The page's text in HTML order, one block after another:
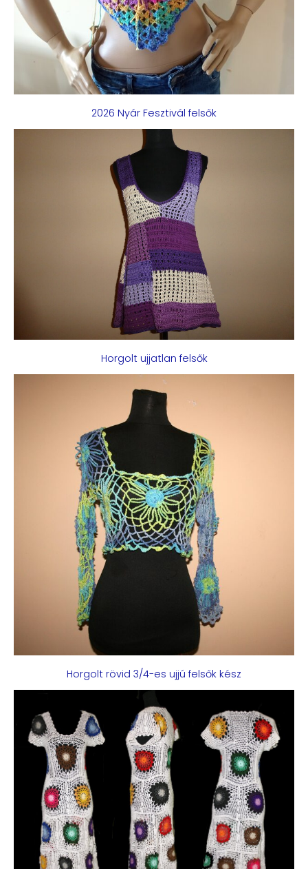
2026 Nyár Fesztivál felsők
Horgolt ujjatlan felsők
Horgolt rövid 3/4-es ujjú felsők kész